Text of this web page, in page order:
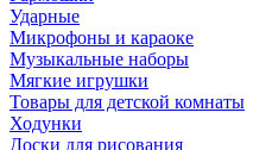
Ударные
Микрофоны и караоке
Музыкальные наборы
Мягкие игрушки
Товары для детской комнаты
Ходунки
Доски для рисования